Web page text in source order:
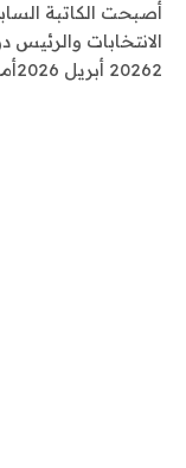
أصبحت الكاتبة
20262 أبريل 2026أمرت…